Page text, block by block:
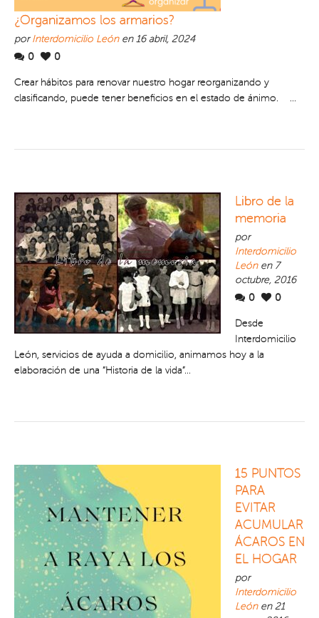
¿Organizamos los armarios?
porInterdomicilio Leónen 16 abril, 2024
0
0
Crear hábitos para renovar nuestro hogar reorganizando y
clasificando, puede tener beneficios en el estado de ánimo. ...
Libro de la
memoria
por
Interdomicilio
Leónen 7
octubre, 2016
0
0
Desde
Interdomicilio
León, servicios de ayuda a domicilio, animamos hoy a la
elaboración de una “Historia de la vida”...
15 PUNTOS
PARA
EVITAR
ACUMULAR
ÁCAROS EN
EL HOGAR
por
Interdomicilio
Leónen 21